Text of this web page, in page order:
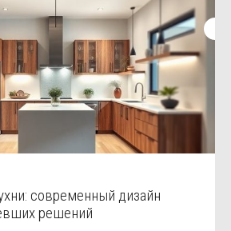
современный дизайн
решений